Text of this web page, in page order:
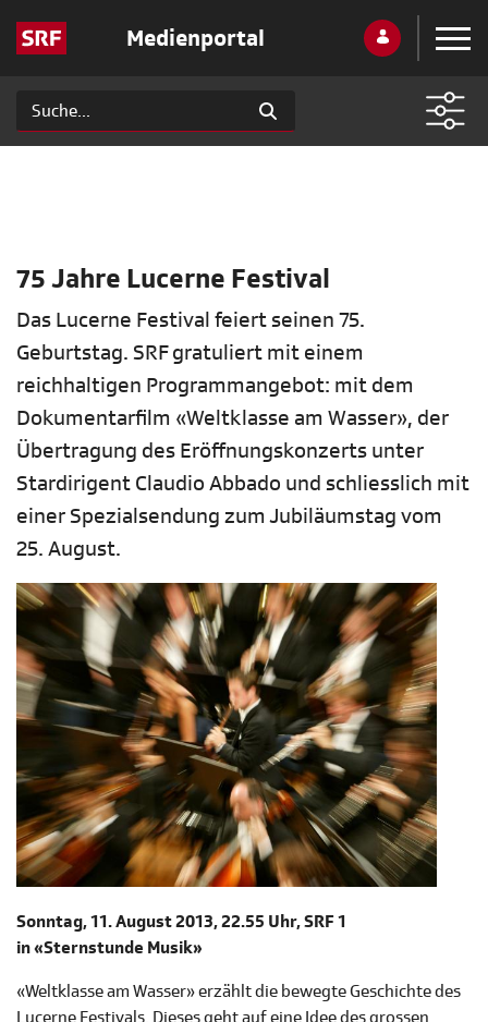
Medienportal
75 Jahre Lucerne Festival
Das Lucerne Festival feiert seinen 75.
Geburtstag. SRF gratuliert mit einem
reichhaltigen Programmangebot: mit dem
Dokumentarfilm «Weltklasse am Wasser», der
Übertragung des Eröffnungskonzerts unter
Stardirigent Claudio Abbado und schliesslich mit
einer Spezialsendung zum Jubiläumstag vom
25. August.
Sonntag, 11. August 2013, 22.55 Uhr, SRF 1
in «Sternstunde Musik»
«Weltklasse am Wasser» erzählt die bewegte Geschichte des